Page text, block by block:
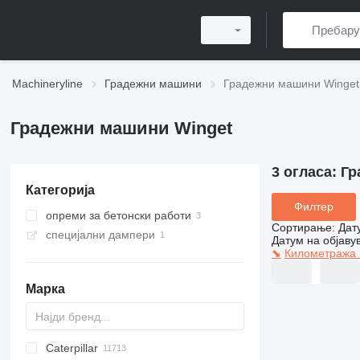
Machineryline Градежни машини Градежни машини Winget
Градежни машини Winget
Категорија
опреми за бетонски работи
мешалки за бетон
специјални дампери
Марка
Titan
AL
SP
AX
X-Series
AFW
HD
FlexiROC
1304
400 - series
BC
BG
BB
TW
553
GSH
Leonardo
AHK
K-series
CK
3.5
B-series
450
Caterpillar
3 огласа:
Филтер
Сортирање:
Датум на
⬊ Километража